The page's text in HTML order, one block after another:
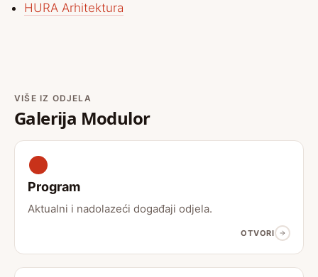
HURA Arhitektura
VIŠE IZ ODJELA
Galerija Modulor
Program
Aktualni i nadolazeći događaji odjela.
OTVORI